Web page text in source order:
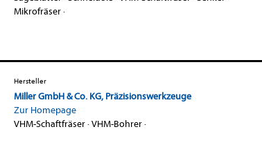
Mikrofräser·
Hersteller
Miller GmbH & Co. KG, Präzisionswerkzeuge
Zur Homepage
VHM-Schaftfräser·VHM-Bohrer·